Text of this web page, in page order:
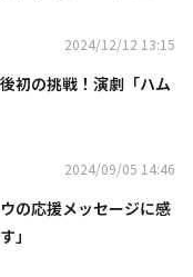
2024/12/12 13:15
初の挑戦！演劇「ハム
2024/09/05 14:46
の応援メッセージに感
」